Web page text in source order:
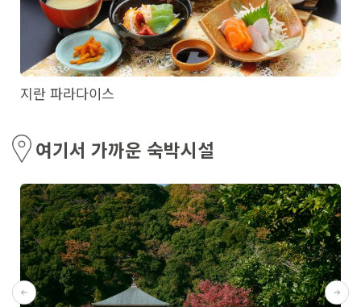
지란 파라다이스
여기서 가까운 숙박시설